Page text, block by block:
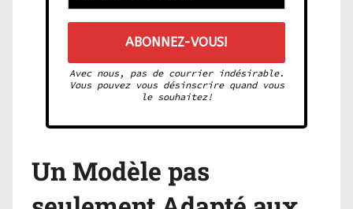
Avec nous, pas de courrier indésirable.
Vous pouvez vous désinscrire quand vous
le souhaitez!
Un Modèle pas